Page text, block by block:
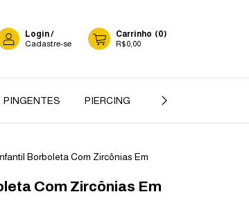
Login/
Cadastre-se
Carrinho (0)
R$0,00
PINGENTES PIERCING GARGANTILHA
Borboleta Com Zircônias Em
Com Zircônias Em